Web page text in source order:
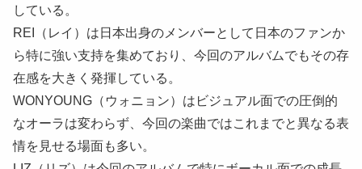
している。
REI（レイ）は日本出身のメンバーとして日本のファンか
ら特に強い支持を集めており、今回のアルバムでもその存
在感を大きく発揮している。
WONYOUNG（ウォニョン）はビジュアル面での圧倒的
なオーラは変わらず、今回の楽曲ではこれまでと異なる表
情を見せる場面も多い。